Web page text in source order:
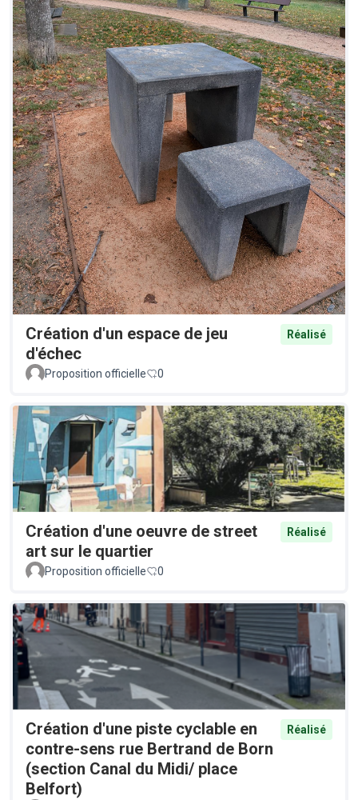
Création d'un espace de jeu
d'échec
Réalisé
Proposition officielle 0
Création d'une oeuvre de street
art sur le quartier
Réalisé
Proposition officielle 0
Création d'une piste cyclable en
contre-sens rue Bertrand de Born
(section Canal du Midi/ place
Belfort)
Réalisé